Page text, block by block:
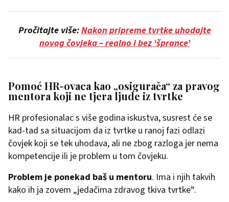
Pročitajte više:Nakon pripreme tvrtke uhodajte
novog čovjeka – realno i bez ‘šprance’
Pomoć HR-ovaca kao „osigurača“ za pravog
mentora koji ne tjera ljude iz tvrtke
HR profesionalac s više godina iskustva, susrest će se
kad-tad sa situacijom da iz tvrtke u ranoj fazi odlazi
čovjek koji se tek uhodava, ali ne zbog razloga jer nema
kompetencije ili je problem u tom čovjeku.
Problem je ponekad baš u mentoru. Ima i njih takvih
kako ih ja zovem „jedačima zdravog tkiva tvrtke“.